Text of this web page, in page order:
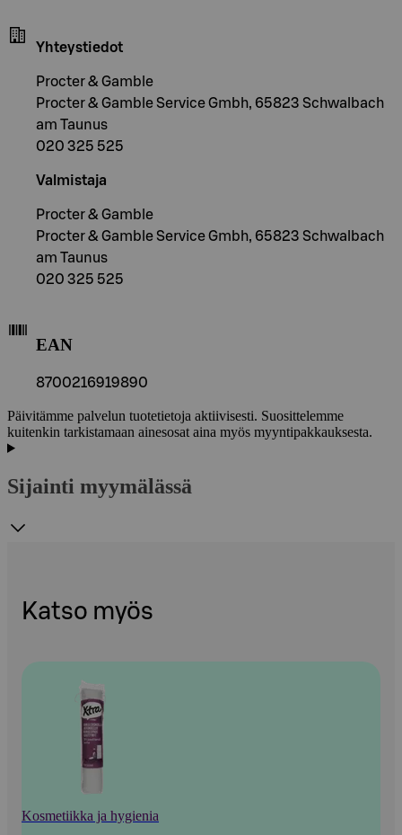
Yhteystiedot
Procter & Gamble
Procter & Gamble Service Gmbh, 65823 Schwalbach
am Taunus
020 325 525
Valmistaja
Procter & Gamble
Procter & Gamble Service Gmbh, 65823 Schwalbach
am Taunus
020 325 525
EAN
8700216919890
Päivitämme palvelun tuotetietoja aktiivisesti. Suosittelemme
kuitenkin tarkistamaan ainesosat aina myös myyntipakkauksesta.
Sijainti myymälässä
Katso myös
Kosmetiikka ja hygienia